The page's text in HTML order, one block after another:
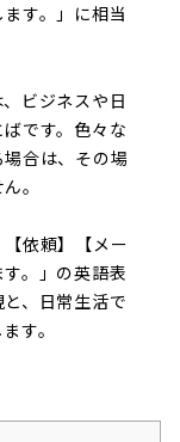
す。」に相当
ビジネスや日
です。色々な
合は、その場
。
依頼】【メー
。」の英語表
、日常生活で
す。